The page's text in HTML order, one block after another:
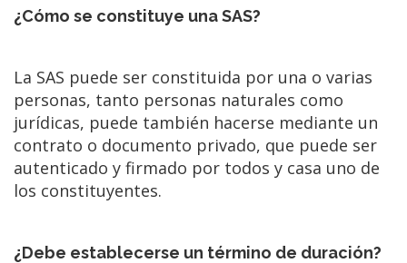
¿Cómo se constituye una SAS?
La SAS puede ser constituida por una o varias
personas, tanto personas naturales como
jurídicas, puede también hacerse mediante un
contrato o documento privado, que puede ser
autenticado y firmado por todos y casa uno de
los constituyentes.
¿Debe establecerse un término de duración?